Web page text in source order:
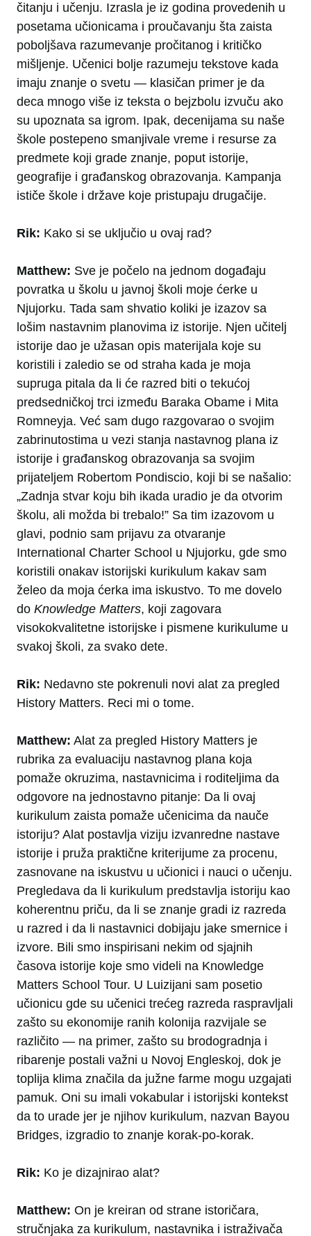
čitanju i učenju. Izrasla je iz godina provedenih u
posetama učionicama i proučavanju šta zaista
poboljšava razumevanje pročitanog i kritičko
mišljenje. Učenici bolje razumeju tekstove kada
imaju znanje o svetu — klasičan primer je da
deca mnogo više iz teksta o bejzbolu izvuču ako
su upoznata sa igrom. Ipak, decenijama su naše
škole postepeno smanjivale vreme i resurse za
predmete koji grade znanje, poput istorije,
geografije i građanskog obrazovanja. Kampanja
ističe škole i države koje pristupaju drugačije.
Rik: Kako si se uključio u ovaj rad?
Matthew: Sve je počelo na jednom događaju
povratka u školu u javnoj školi moje ćerke u
Njujorku. Tada sam shvatio koliki je izazov sa
lošim nastavnim planovima iz istorije. Njen učitelj
istorije dao je užasan opis materijala koje su
koristili i zaledio se od straha kada je moja
supruga pitala da li će razred biti o tekućoj
predsedničkoj trci između Baraka Obame i Mita
Romneyja. Već sam dugo razgovarao o svojim
zabrinutostima u vezi stanja nastavnog plana iz
istorije i građanskog obrazovanja sa svojim
prijateljem Robertom Pondiscio, koji bi se našalio:
„Zadnja stvar koju bih ikada uradio je da otvorim
školu, ali možda bi trebalo!” Sa tim izazovom u
glavi, podnio sam prijavu za otvaranje
International Charter School u Njujorku, gde smo
koristili onakav istorijski kurikulum kakav sam
želeo da moja ćerka ima iskustvo. To me dovelo
do Knowledge Matters, koji zagovara
visokokvalitetne istorijske i pismene kurikulume u
svakoj školi, za svako dete.
Rik: Nedavno ste pokrenuli novi alat za pregled
History Matters. Reci mi o tome.
Matthew: Alat za pregled History Matters je
rubrika za evaluaciju nastavnog plana koja
pomaže okruzima, nastavnicima i roditeljima da
odgovore na jednostavno pitanje: Da li ovaj
kurikulum zaista pomaže učenicima da nauče
istoriju? Alat postavlja viziju izvanredne nastave
istorije i pruža praktične kriterijume za procenu,
zasnovane na iskustvu u učionici i nauci o učenju.
Pregledava da li kurikulum predstavlja istoriju kao
koherentnu priču, da li se znanje gradi iz razreda
u razred i da li nastavnici dobijaju jake smernice i
izvore. Bili smo inspirisani nekim od sjajnih
časova istorije koje smo videli na Knowledge
Matters School Tour. U Luizijani sam posetio
učionicu gde su učenici trećeg razreda raspravljali
zašto su ekonomije ranih kolonija razvijale se
različito — na primer, zašto su brodogradnja i
ribarenje postali važni u Novoj Engleskoj, dok je
toplija klima značila da južne farme mogu uzgajati
pamuk. Oni su imali vokabular i istorijski kontekst
da to urade jer je njihov kurikulum, nazvan Bayou
Bridges, izgradio to znanje korak-po-korak.
Rik: Ko je dizajnirao alat?
Matthew: On je kreiran od strane istoričara,
stručnjaka za kurikulum, nastavnika i istraživača